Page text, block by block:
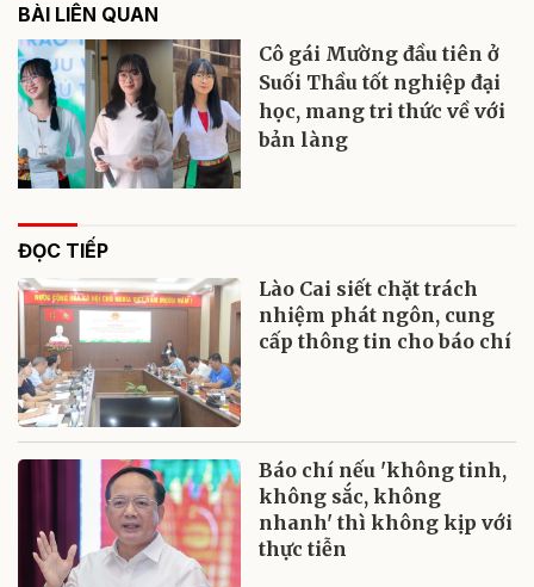
BÀI LIÊN QUAN
Cô gái Mường đầu tiên ở
Suối Thầu tốt nghiệp đại
học, mang tri thức về với
bản làng
ĐỌC TIẾP
Lào Cai siết chặt trách
nhiệm phát ngôn, cung
cấp thông tin cho báo chí
Báo chí nếu 'không tinh,
không sắc, không
nhanh' thì không kịp với
thực tiễn